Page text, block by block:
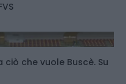
che vuole Buscè. Su